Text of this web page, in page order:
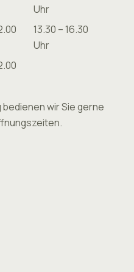
Uhr
13.30 – 16.30
Uhr
wir Sie gerne